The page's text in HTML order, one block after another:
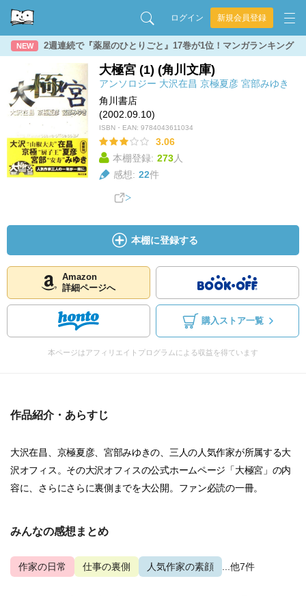
ログイン 新規会員登録
NEW 2週連続で『薬屋のひとりごと』17巻が1位！マンガランキング
大極宮 (1) (角川文庫)
アンソロジー 大沢在昌 京極夏彦 宮部みゆき
角川書店
(2002.09.10)
ISBN・EAN: 9784043611034
3.06
本棚登録: 273人
感想: 22件
本棚に登録する
Amazon
詳細ページへ
購入ストア一覧
本ページはアフィリエイトプログラムによる収益を得ています
作品紹介・あらすじ
大沢在昌、京極夏彦、宮部みゆきの、三人の人気作家が所属する大
沢オフィス。その大沢オフィスの公式ホームページ「大極宮」の内
容に、さらにさらに裏側までを大公開。ファン必読の一冊。
みんなの感想まとめ
作家の日常 仕事の裏側 人気作家の素顔 ...他7件